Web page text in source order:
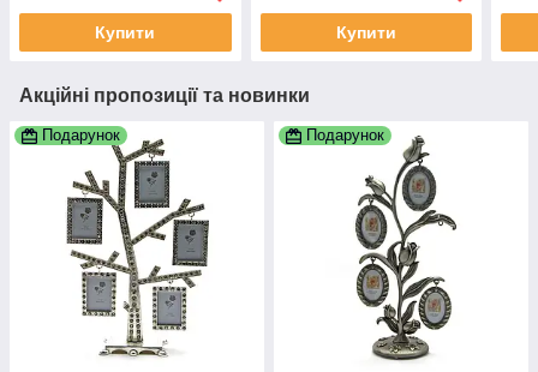
Купити Купити
Акційні пропозиції та новинки
Подарунок Подарунок